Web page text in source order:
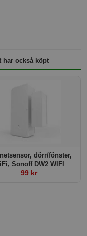
har också köpt
dörr/fönster,
Sonoff DW2 WIFI
99 kr